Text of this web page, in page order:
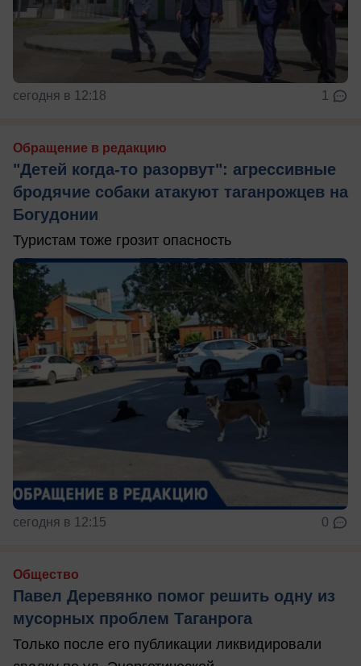
сегодня в 12:18 1
Обращение в редакцию
"Детей когда-то разорвут": агрессивные
бродячие собаки атакуют таганрожцев на
Богудонии
Туристам тоже грозит опасность
сегодня в 12:15 0
Общество
Павел Деревянко помог решить одну из
мусорных проблем Таганрога
Только после его публикации ликвидировали